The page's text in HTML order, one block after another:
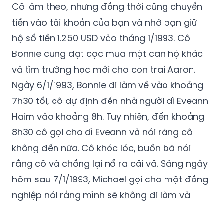
Cô làm theo, nhưng đồng thời cũng chuyển
tiền vào tài khoản của bạn và nhờ bạn giữ
hộ số tiền 1.250 USD vào tháng 1/1993. Cô
Bonnie cũng đặt cọc mua một căn hộ khác
và tìm trường học mới cho con trai Aaron.
Ngày 6/1/1993, Bonnie đi làm về vào khoảng
7h30 tối, cô dự định đến nhà người dì Eveann
Haim vào khoảng 8h. Tuy nhiên, đến khoảng
8h30 cô gọi cho dì Eveann và nói rằng cô
không đến nữa. Cô khóc lóc, buồn bã nói
rằng cô và chồng lại nổ ra cãi vã. Sáng ngày
hôm sau 7/1/1993, Michael gọi cho một đồng
nghiệp nói rằng mình sẽ không đi làm và